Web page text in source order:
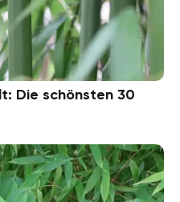
Die schönsten 30